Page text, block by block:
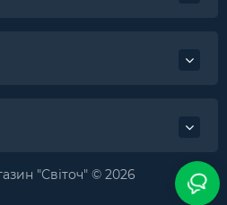
"Світоч" © 2026